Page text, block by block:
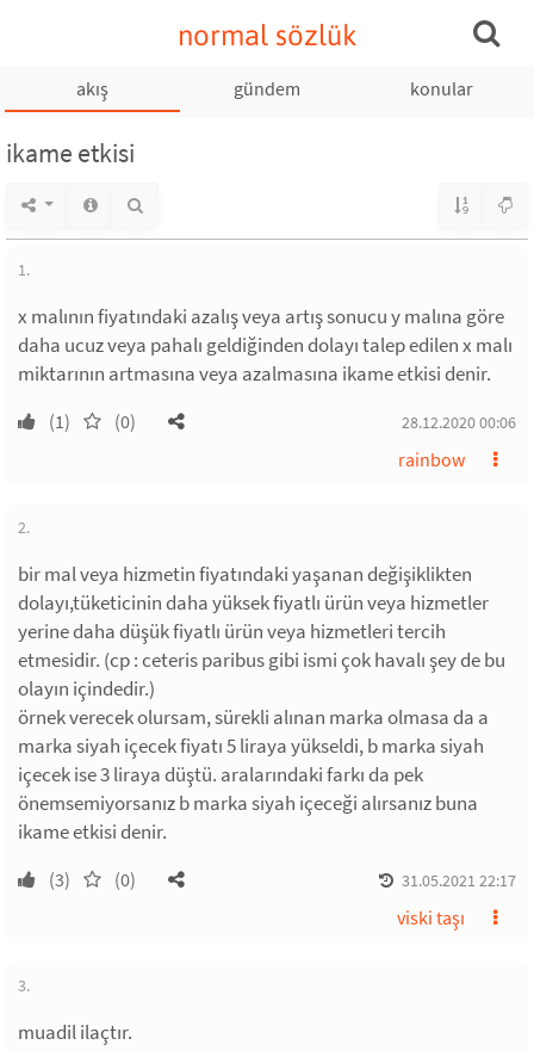
normal sözlük
akış gündem konular
ikame etkisi
1.
x malının fiyatındaki azalış veya artış sonucu y malına göre
daha ucuz veya pahalı geldiğinden dolayı talep edilen x malı
miktarının artmasına veya azalmasına ikame etkisi denir.
(1) (0) 28.12.2020 00:06
rainbow
2.
bir mal veya hizmetin fiyatındaki yaşanan değişiklikten
dolayı,tüketicinin daha yüksek fiyatlı ürün veya hizmetler
yerine daha düşük fiyatlı ürün veya hizmetleri tercih
etmesidir. (cp : ceteris paribus gibi ismi çok havalı şey de bu
olayın içindedir.)
örnek verecek olursam, sürekli alınan marka olmasa da a
marka siyah içecek fiyatı 5 liraya yükseldi, b marka siyah
içecek ise 3 liraya düştü. aralarındaki farkı da pek
önemsemiyorsanız b marka siyah içeceği alırsanız buna
ikame etkisi denir.
(3) (0) 31.05.2021 22:17
viski taşı
3.
muadil ilaçtır.